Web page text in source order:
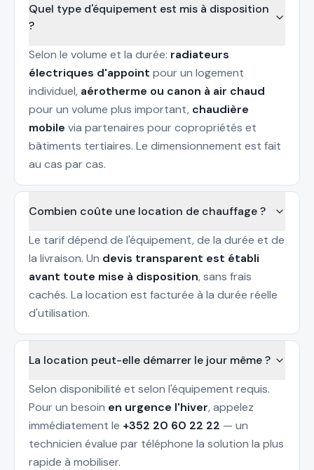
Quel type d'équipement est mis à disposition
?
Selon le volume et la durée: radiateurs
électriques d'appoint pour un logement
individuel, aérotherme ou canon à air chaud
pour un volume plus important, chaudière
mobile via partenaires pour copropriétés et
bâtiments tertiaires. Le dimensionnement est fait
au cas par cas.
Combien coûte une location de chauffage ?
Le tarif dépend de l'équipement, de la durée et de
la livraison. Un devis transparent est établi
avant toute mise à disposition, sans frais
cachés. La location est facturée à la durée réelle
d'utilisation.
La location peut-elle démarrer le jour même ?
Selon disponibilité et selon l'équipement requis.
Pour un besoin en urgence l'hiver, appelez
immédiatement le +352 20 60 22 22 — un
technicien évalue par téléphone la solution la plus
rapide à mobiliser.